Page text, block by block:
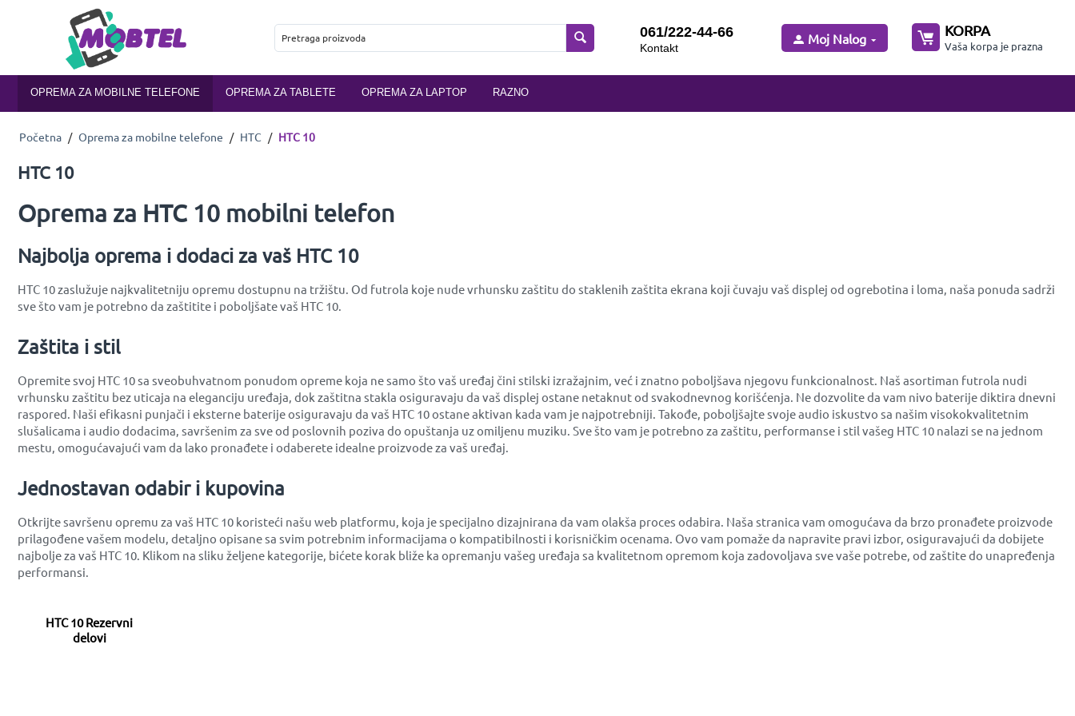
061/222-44-66
Kontakt
Moj Nalog KORPA
Vaša korpa je prazna
OPREMA ZA MOBILNE TELEFONE OPREMA ZA TABLETE OPREMA ZA LAPTOP RAZNO
Početna / Oprema za mobilne telefone / HTC / HTC 10
HTC 10
Oprema za HTC 10 mobilni telefon
Najbolja oprema i dodaci za vaš HTC 10
HTC 10 zaslužuje najkvalitetniju opremu dostupnu na tržištu. Od futrola koje nude vrhunsku zaštitu do staklenih zaštita ekrana koji čuvaju vaš displej od ogrebotina i loma, naša ponuda sadrži
sve što vam je potrebno da zaštitite i poboljšate vaš HTC 10.
Zaštita i stil
Opremite svoj HTC 10 sa sveobuhvatnom ponudom opreme koja ne samo što vaš uređaj čini stilski izražajnim, već i znatno poboljšava njegovu funkcionalnost. Naš asortiman futrola nudi
vrhunsku zaštitu bez uticaja na eleganciju uređaja, dok zaštitna stakla osiguravaju da vaš displej ostane netaknut od svakodnevnog korišćenja. Ne dozvolite da vam nivo baterije diktira dnevni
raspored. Naši efikasni punjači i eksterne baterije osiguravaju da vaš HTC 10 ostane aktivan kada vam je najpotrebniji. Takođe, poboljšajte svoje audio iskustvo sa našim visokokvalitetnim
slušalicama i audio dodacima, savršenim za sve od poslovnih poziva do opuštanja uz omiljenu muziku. Sve što vam je potrebno za zaštitu, performanse i stil vašeg HTC 10 nalazi se na jednom
mestu, omogućavajući vam da lako pronađete i odaberete idealne proizvode za vaš uređaj.
Jednostavan odabir i kupovina
Otkrijte savršenu opremu za vaš HTC 10 koristeći našu web platformu, koja je specijalno dizajnirana da vam olakša proces odabira. Naša stranica vam omogućava da brzo pronađete proizvode
prilagođene vašem modelu, detaljno opisane sa svim potrebnim informacijama o kompatibilnosti i korisničkim ocenama. Ovo vam pomaže da napravite pravi izbor, osiguravajući da dobijete
najbolje za vaš HTC 10. Klikom na sliku željene kategorije, bićete korak bliže ka opremanju vašeg uređaja sa kvalitetnom opremom koja zadovoljava sve vaše potrebe, od zaštite do unapređenja
performansi.
HTC 10 Rezervni
delovi